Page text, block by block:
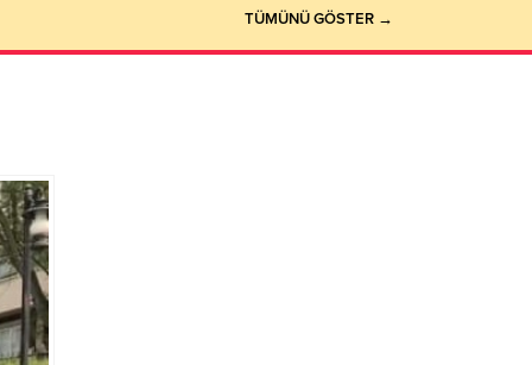
TÜMÜNÜ GÖSTER →